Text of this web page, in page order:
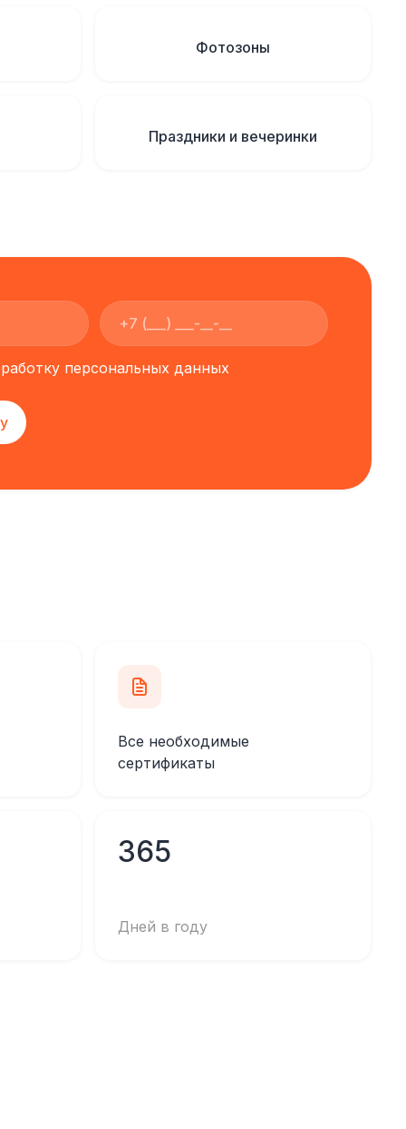
Фотозоны
Праздники и вечеринки
персональных данных
Все необходимые
сертификаты
365
Дней в году